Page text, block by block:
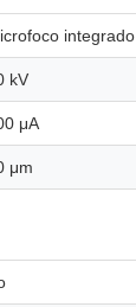
integrado
kV
μA
μm